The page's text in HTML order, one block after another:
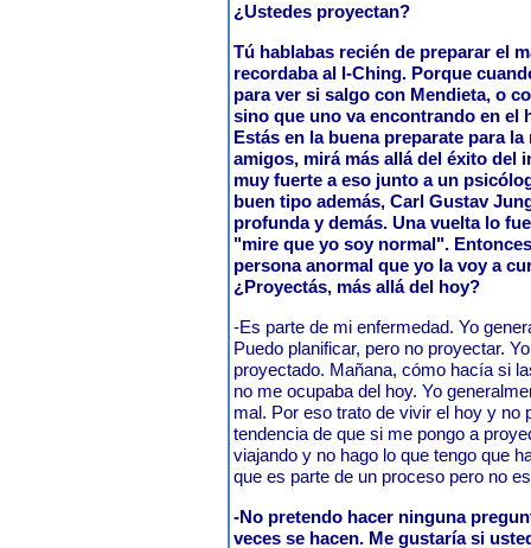
¿Ustedes proyectan?
Tú hablabas recién de preparar el
recordaba al I-Ching. Porque
para ver si salgo con Mendieta, o
sino que uno va encontrando en el
Estás en la buena preparate para
amigos, mirá más allá del éxito del
muy fuerte a eso junto a un
buen tipo además, Carl Gustav
profunda y demás. Una vuelta lo
"mire que yo soy normal".
persona anormal que yo la voy a
¿Proyectás, más allá del hoy?
-Es parte de mi enfermedad. Yo
Puedo planificar, pero no proyectar.
proyectado. Mañana, cómo hacía si
no me ocupaba del hoy. Yo
mal. Por eso trato de vivir el hoy y no
tendencia de que si me pongo a
viajando y no hago lo que tengo que
que es parte de un proceso pero no
-No pretendo hacer ninguna
veces se hacen. Me gustaría si